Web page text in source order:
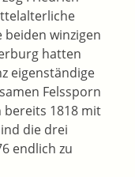
beiden winzigen
hatten
eigenständige
Felssporn
bereits 1818 mit
die drei
endlich zu